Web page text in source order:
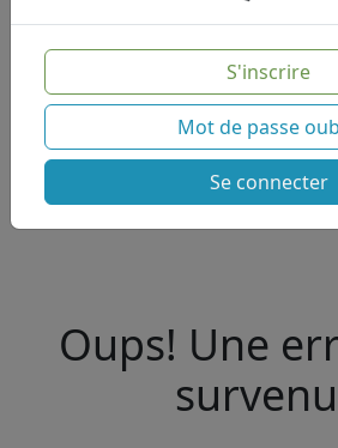
Oups! Une
S'inscrire
Mot de passe
Se connecter